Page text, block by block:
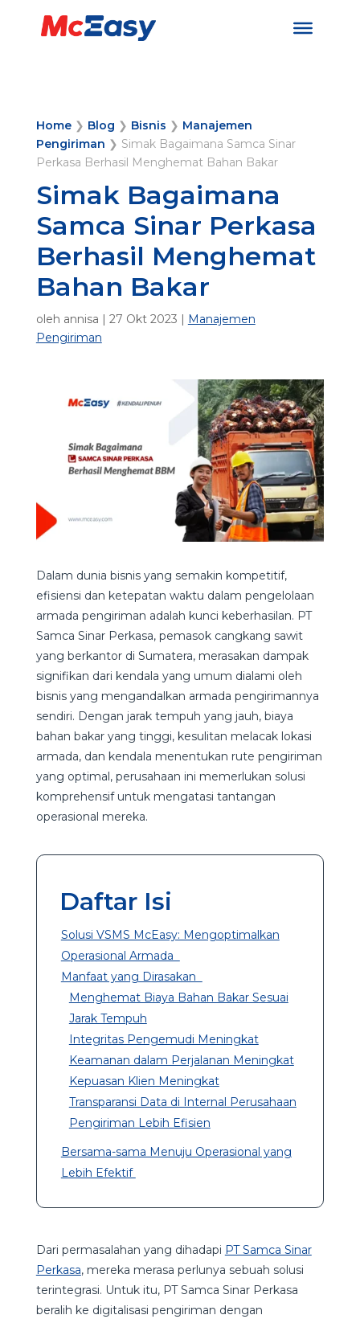
Home❯ Blog ❯ Bisnis ❯ Manajemen
Pengiriman ❯ Simak Bagaimana Samca Sinar
Perkasa Berhasil Menghemat Bahan Bakar
Simak Bagaimana
Samca Sinar Perkasa
Berhasil Menghemat
Bahan Bakar
oleh annisa | 27 Okt 2023 | Manajemen
Pengiriman
Dalam dunia bisnis yang semakin kompetitif,
efisiensi dan ketepatan waktu dalam pengelolaan
armada pengiriman adalah kunci keberhasilan. PT
Samca Sinar Perkasa, pemasok cangkang sawit
yang berkantor di Sumatera, merasakan dampak
signifikan dari kendala yang umum dialami oleh
bisnis yang mengandalkan armada pengirimannya
sendiri. Dengan jarak tempuh yang jauh, biaya
bahan bakar yang tinggi, kesulitan melacak lokasi
armada, dan kendala menentukan rute pengiriman
yang optimal, perusahaan ini memerlukan solusi
komprehensif untuk mengatasi tantangan
operasional mereka.
Daftar Isi
Solusi VSMS McEasy: Mengoptimalkan
Operasional Armada
Manfaat yang Dirasakan
Menghemat Biaya Bahan Bakar Sesuai
Jarak Tempuh
Integritas Pengemudi Meningkat
Keamanan dalam Perjalanan Meningkat
Kepuasan Klien Meningkat
Transparansi Data di Internal Perusahaan
Pengiriman Lebih Efisien
Bersama-sama Menuju Operasional yang
Lebih Efektif
Dari permasalahan yang dihadapi PT Samca Sinar
Perkasa, mereka merasa perlunya sebuah solusi
terintegrasi. Untuk itu, PT Samca Sinar Perkasa
beralih ke digitalisasi pengiriman dengan